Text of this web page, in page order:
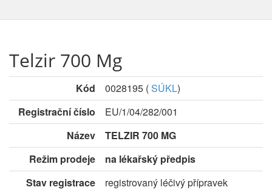
Telzir 700 Mg
Kód 0028195 (SÚKL)
Registrační číslo
EU/1/04/282/001
Název
TELZIR 700 MG
Režim prodeje
na lékařský předpis
Stav registrace
registrovaný léčivý přípravek